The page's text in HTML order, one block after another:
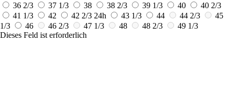
36 2/3
37 1/3 38 38 2/3 39 1/3 40
40 2/3
41 1/3
42 42 2/3 24h 43 1/3 44 44 2/3
45
1/3
46 46 2/3 47 1/3 48 48 2/3
49 1/3
Dieses Feld ist erforderlich